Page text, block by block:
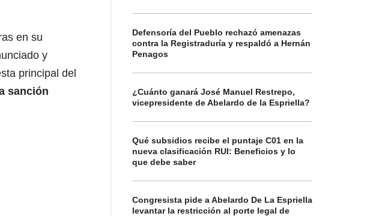
en su
y
principal del
sanción
Defensoría del Pueblo rechazó amenazas
contra la Registraduría y respaldó a Hernán
Penagos
¿Cuánto ganará José Manuel Restrepo,
vicepresidente de Abelardo de la Espriella?
Qué subsidios recibe el puntaje C01 en la
nueva clasificación RUI: Beneficios y lo
que debe saber
Congresista pide a Abelardo De La Espriella
levantar la restricción al porte legal de